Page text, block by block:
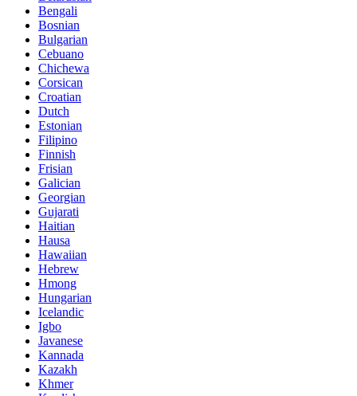
Bengali
Bosnian
Bulgarian
Cebuano
Chichewa
Corsican
Croatian
Dutch
Estonian
Filipino
Finnish
Frisian
Galician
Georgian
Gujarati
Haitian
Hausa
Hawaiian
Hebrew
Hmong
Hungarian
Icelandic
Igbo
Javanese
Kannada
Kazakh
Khmer